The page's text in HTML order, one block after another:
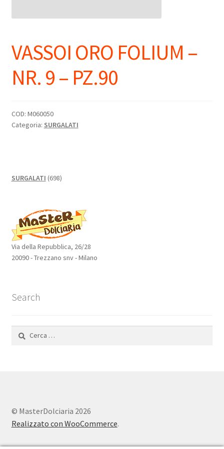
VASSOI ORO FOLIUM –
NR. 9 – PZ.90
COD: M060050
Categoria: SURGALATI
SURGALATI 698698
Via della Repubblica, 26/28
20090 - Trezzano snv - Milano
Search
© MasterDolciaria 2026
Realizzato con WooCommerce.